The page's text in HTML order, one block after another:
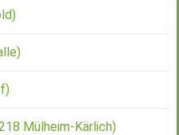
Mülheim-Kärlich)